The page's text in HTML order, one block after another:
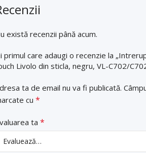
există recenzii până acum.
primul care adaugi o recenzie la
Livolo din sticla, negru, VL-C702/
ta de email nu va fi publicată.
cu *
ta *